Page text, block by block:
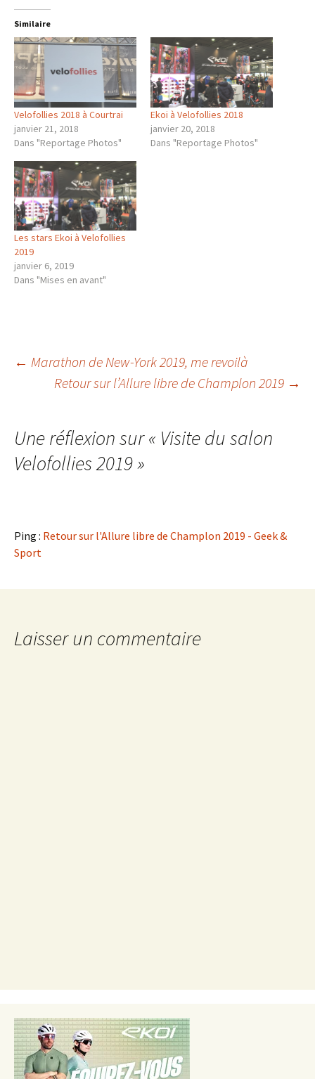
Similaire
Velofollies 2018 à Courtrai
janvier 21, 2018
Dans "Reportage Photos"
Ekoi à Velofollies 2018
janvier 20, 2018
Dans "Reportage Photos"
Les stars Ekoi à Velofollies
2019
janvier 6, 2019
Dans "Mises en avant"
Navigation
articles
← Marathon de New-York 2019, me revoilà
Retour sur l’Allure libre de Champlon 2019 →
Une réflexion sur « Visite du salon
Velofollies 2019»
Ping : Retour sur l'Allure libre de Champlon 2019 - Geek &
Sport
Laisser un commentaire